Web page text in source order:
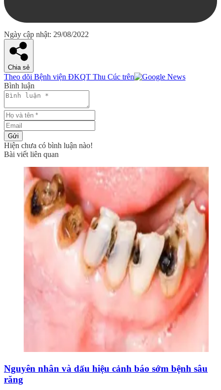
Ngày cập nhật: 29/08/2022
Chia sẻ
Theo dõi Bệnh viện ĐKQT Thu Cúc trên
Bình luận
Gửi
Hiện chưa có bình luận nào!
Bài viết liên quan
Nguyên nhân và dấu hiệu cảnh báo sớm bệnh sâu
răng